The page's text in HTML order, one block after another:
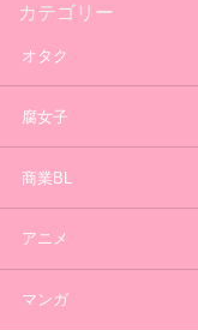
カテゴリー
オタク
腐女子
商業BL
アニメ
マンガ